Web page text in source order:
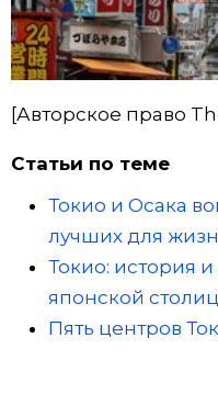
[Авторское право
Статьи по теме
Токио и Осака
лучших для
Токио: история
японской
Пять центров